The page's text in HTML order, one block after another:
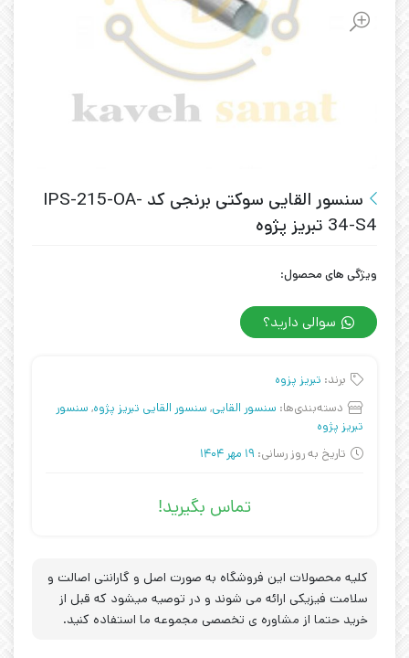
سنسور القایی سوکتی برنجی کد IPS-215-OA-
34-S4 تبریز پژوه
ویژگی های محصول:
سوالی دارید؟
برند: تبریز پزوه
دسته‌بندی‌ها: سنسور القایی, سنسور القایی تبریز پژوه, سنسور
تبریز پژوه
تاریخ به روز رسانی: 19 مهر 1404
تماس بگیرید!
کلیه محصولات این فروشگاه به صورت اصل و گارانتی اصالت و
سلامت فیزیکی ارائه می شوند و در توصیه میشود که قبل از
خرید حتما از مشاوره ی تخصصی مجموعه ما استفاده کنید.